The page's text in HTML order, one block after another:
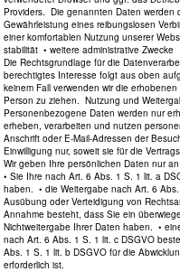
Providers. Die genannten Daten werden
Gewährleistung eines reibungslosen
einer komfortablen Nutzung unserer
stabilität • weitere administrative Zwecke
Die Rechtsgrundlage für die
berechtigtes Interesse folgt aus oben
keinem Fall verwenden wir die
Person zu ziehen. Nutzung und
Personenbezogene Daten werden nur
erheben, verarbeiten und nutzen
Anschrift oder E-Mail-Adressen der
Einwilligung nur, soweit sie für die
Wir geben Ihre persönlichen Daten nur
• Sie Ihre nach Art. 6 Abs. 1 S. 1 lit. a
haben. • die Weitergabe nach Art. 6
Ausübung oder Verteidigung von
Annahme besteht, dass Sie ein
Nichtweitergabe Ihrer Daten haben. •
nach Art. 6 Abs. 1 S. 1 lit. c DSGVO
Abs. 1 S. 1 lit. b DSGVO für die
erforderlich ist.